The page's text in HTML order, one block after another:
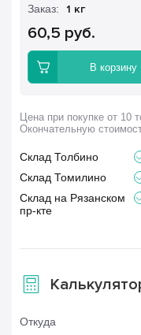
Заказ: 1 кг
60,5 руб.
В корзину
Цена при покупке от 10
Окончательную
Склад Толбино
Склад Томилино
Склад на Рязанском
пр-кте
Откуда